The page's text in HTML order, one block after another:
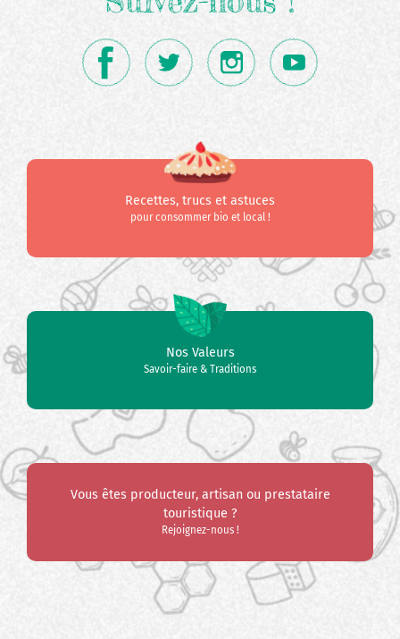
Recettes, trucs et astuces
pour consommer bio et local !
Nos Valeurs
Savoir-faire & Traditions
Vous êtes producteur, artisan ou prestataire
touristique ?
Rejoignez-nous !